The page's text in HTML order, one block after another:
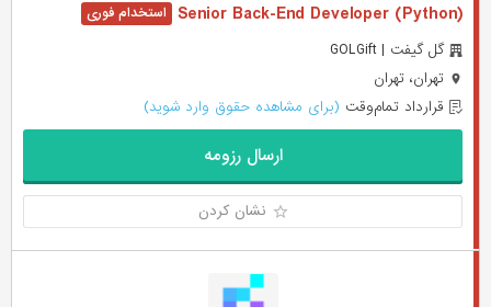
(Senior Back-End Developer (Python
گل گیفت | GOLGift
تهران، تهران
قرارداد تمام‌وقت (برای مشاهده حقوق وارد شوید)
ارسال رزومه
نشان کردن